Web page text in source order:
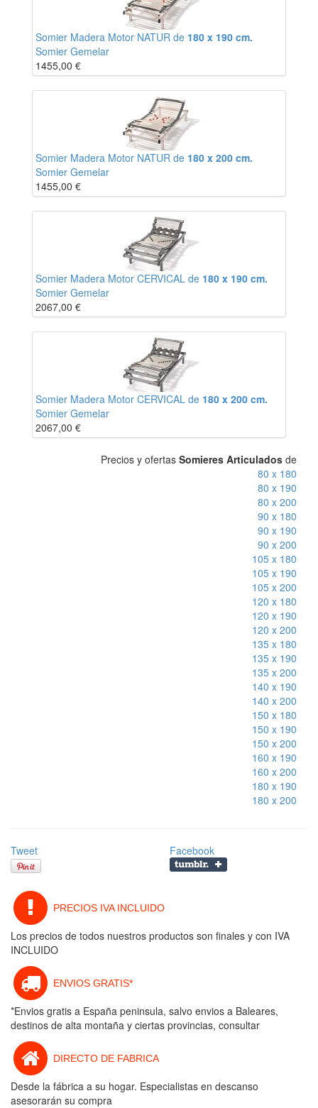
Somier Madera Motor NATUR de 180 x 190 cm.
Somier Gemelar
1455,00 €
Somier Madera Motor NATUR de 180 x 200 cm.
Somier Gemelar
1455,00 €
Somier Madera Motor CERVICAL de 180 x 190 cm.
Somier Gemelar
2067,00 €
Somier Madera Motor CERVICAL de 180 x 200 cm.
Somier Gemelar
2067,00 €
Precios y ofertas Somieres Articulados de
80 x 180
80 x 190
80 x 200
90 x 180
90 x 190
90 x 200
105 x 180
105 x 190
105 x 200
120 x 180
120 x 190
120 x 200
135 x 180
135 x 190
135 x 200
140 x 190
140 x 200
150 x 180
150 x 190
150 x 200
160 x 190
160 x 200
180 x 190
180 x 200
Tweet Facebook
PRECIOS IVA INCLUIDO
Los precios de todos nuestros productos son finales y con IVA
INCLUIDO
ENVIOS GRATIS*
*Envios gratis a España peninsula, salvo envios a Baleares,
destinos de alta montaña y ciertas provincias, consultar
DIRECTO DE FABRICA
Desde la fábrica a su hogar. Especialistas en descanso
asesorarán su compra